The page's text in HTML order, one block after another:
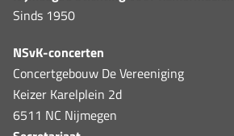
Sinds 1950
NSvK-concerten
Concertgebouw De Vereeniging
Keizer Karelplein 2d
6511 NC Nijmegen